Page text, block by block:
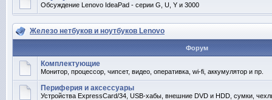
Обсуждение Lenovo IdeaPad - серии G, U, Y и 3000
Железо нетбуков и ноутбуков Lenovo
Форум
Комплектующие
Монитор, процессор, чипсет, видео, оперативка, wi-fi, аккумулятор и пр.
Периферия и аксессуары
Устройства ExpressCard/34, USB-хабы, внешние DVD и HDD, сумки,